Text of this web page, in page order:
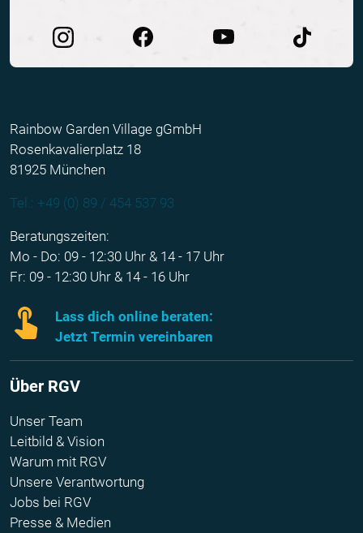
Rainbow Garden Village gGmbH
Rosenkavalierplatz 18
81925 München
Tel.: +49 (0) 89 / 454 537 93
Beratungszeiten:
Mo - Do: 09 - 12:30 Uhr & 14 - 17 Uhr
Fr: 09 - 12:30 Uhr & 14 - 16 Uhr
Lass dich online beraten:
Jetzt Termin vereinbaren
Über RGV
Unser Team
Leitbild & Vision
Warum mit RGV
Unsere Verantwortung
Jobs bei RGV
Presse & Medien